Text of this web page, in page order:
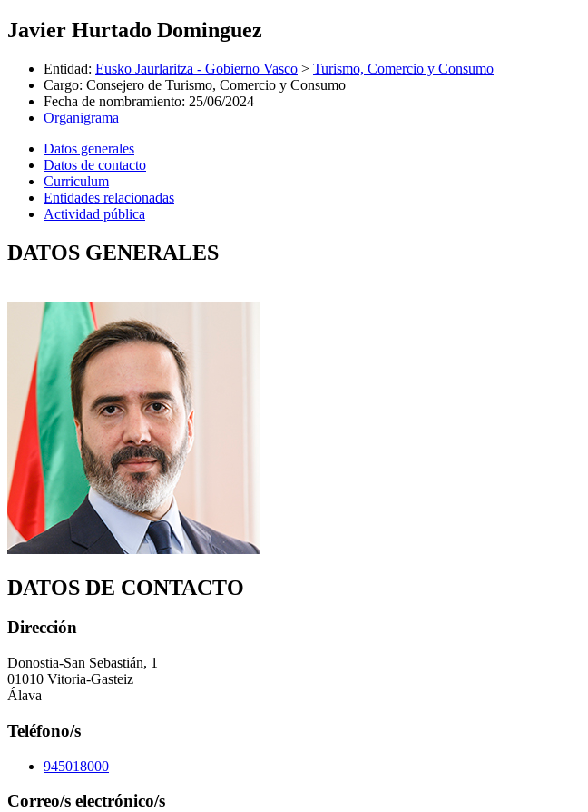
Javier Hurtado Dominguez
Entidad: Eusko Jaurlaritza - Gobierno Vasco > Turismo, Comercio y Consumo
Cargo: Consejero de Turismo, Comercio y Consumo
Fecha de nombramiento: 25/06/2024
Organigrama
Datos generales
Datos de contacto
Curriculum
Entidades relacionadas
Actividad pública
DATOS GENERALES
DATOS DE CONTACTO
Dirección
Donostia-San Sebastián, 1
01010 Vitoria-Gasteiz
Álava
Teléfono/s
945018000
Correo/s electrónico/s